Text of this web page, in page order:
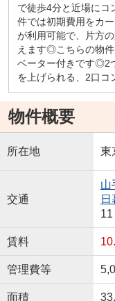
で徒歩4分と近場に
件では初期費用をカ
が利用可能で、片方
えます◎こちらの物
ベーター付きです◎2
を上げられる、2口コ
物件概要
所在地 東
交通
山
賃料
管理費等
面積